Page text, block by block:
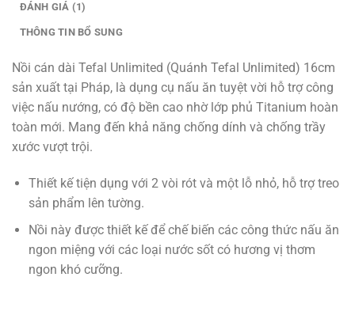
ĐÁNH GIÁ (1)
THÔNG TIN BỔ SUNG
Nồi cán dài Tefal Unlimited (Quánh Tefal Unlimited) 16cm
sản xuất tại Pháp, là dụng cụ nấu ăn tuyệt vời hỗ trợ công
việc nấu nướng, có độ bền cao nhờ lớp phủ Titanium hoàn
toàn mới. Mang đến khả năng chống dính và chống trầy
xước vượt trội.
Thiết kế tiện dụng với 2 vòi rót và một lỗ nhỏ, hỗ trợ treo
sản phẩm lên tường.
Nồi này được thiết kế để chế biến các công thức nấu ăn
ngon miệng với các loại nước sốt có hương vị thơm
ngon khó cưỡng.